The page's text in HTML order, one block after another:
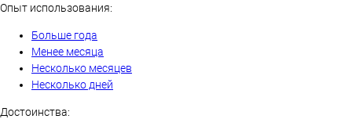
Опыт использования:
Больше года
Менее месяца
Несколько месяцев
Несколько дней
Достоинства: